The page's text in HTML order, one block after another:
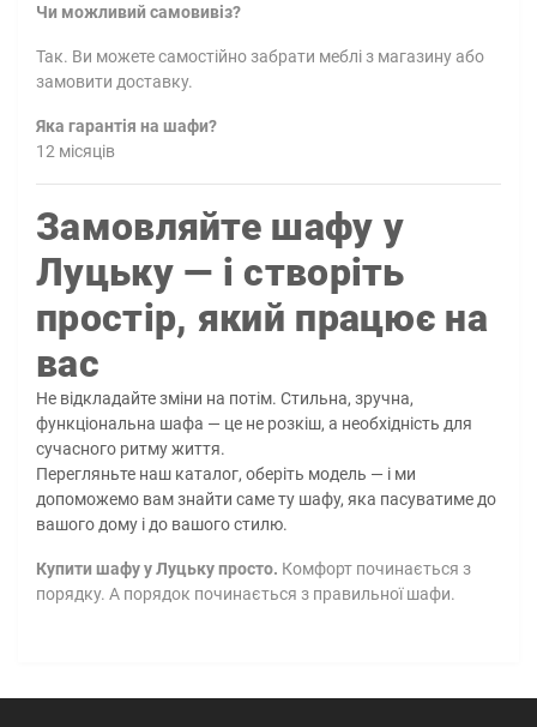
Чи можливий самовивіз?
Так. Ви можете самостійно забрати меблі з магазину або
замовити доставку.
Яка гарантія на шафи?
12 місяців
Замовляйте шафу у
Луцьку — і створіть
простір, який працює на
вас
Не відкладайте зміни на потім. Стильна, зручна,
функціональна шафа — це не розкіш, а необхідність для
сучасного ритму життя.
Перегляньте наш каталог, оберіть модель — і ми
допоможемо вам знайти саме ту шафу, яка пасуватиме до
вашого дому і до вашого стилю.
Купити шафу у Луцьку просто. Комфорт починається з
порядку. А порядок починається з правильної шафи.